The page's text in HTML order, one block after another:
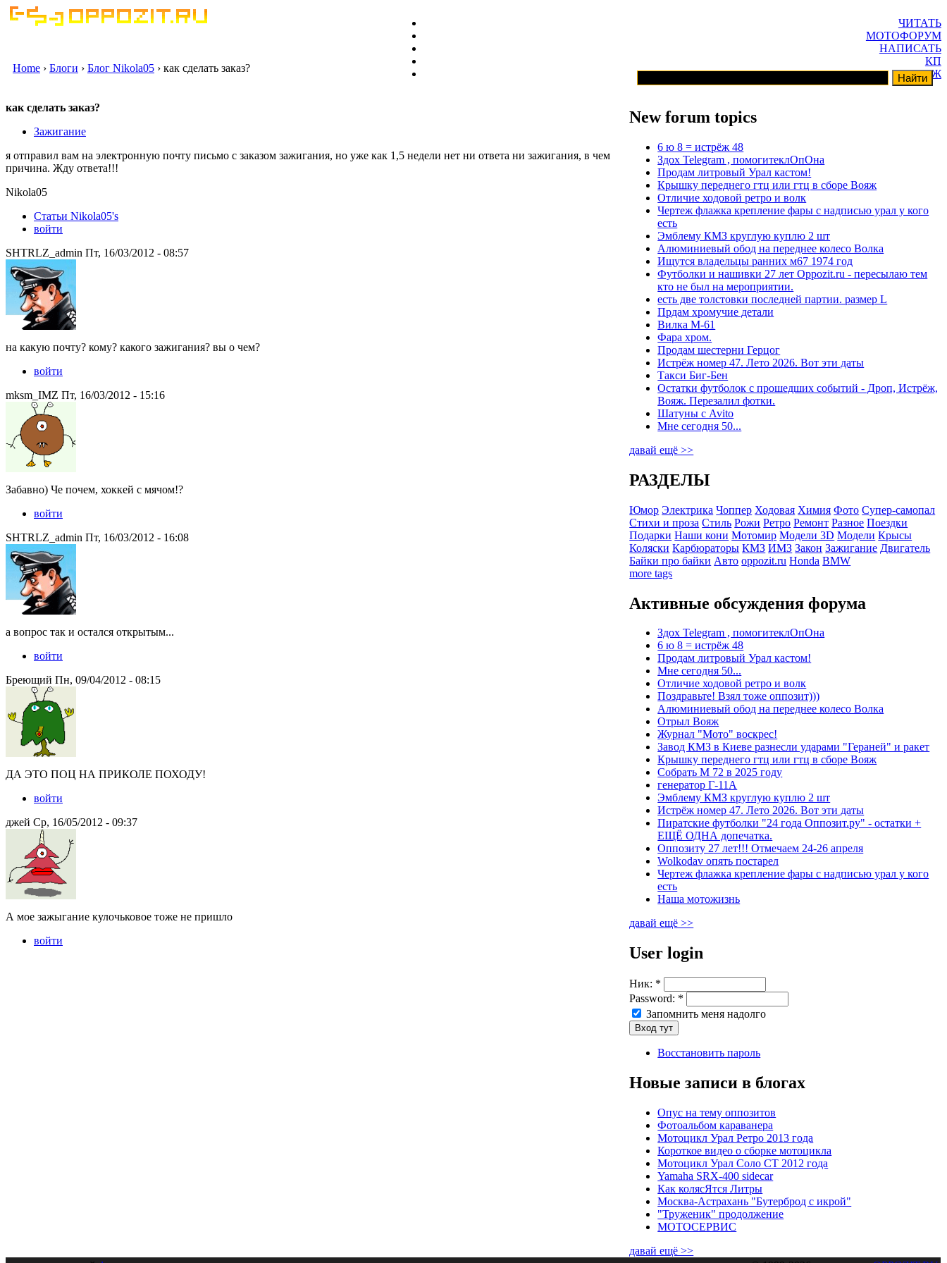
ЧИТАТЬ
МОТОФОРУМ
НАПИСАТЬ
КП
ГАРАЖ
Home › Блоги › Блог Nikola05 › как сделать заказ?
как сделать заказ?
Зажигание
я отправил вам на электронную почту письмо с заказом зажигания, но уже как 1,5 недели нет ни ответа ни зажигания, в чем
причина. Жду ответа!!!
Nikola05
Статьи Nikola05's
войти
SHTRLZ_admin Пт, 16/03/2012 - 08:57
на какую почту? кому? какого зажигания? вы о чем?
войти
mksm_IMZ Пт, 16/03/2012 - 15:16
Забавно) Че почем, хоккей с мячом!?
войти
SHTRLZ_admin Пт, 16/03/2012 - 16:08
а вопрос так и остался открытым...
войти
Бреющий Пн, 09/04/2012 - 08:15
ДА ЭТО ПОЦ НА ПРИКОЛЕ ПОХОДУ!
войти
джей Ср, 16/05/2012 - 09:37
А мое зажыгание кулочьковое тоже не пришло
войти
New forum topics
6 ю 8 = истрёж 48
Здох Telegram , помогитеклОпОна
Продам литровый Урал кастом!
Крышку переднего гтц или гтц в сборе Вояж
Отличие ходовой ретро и волк
Чертеж флажка крепление фары с надписью урал у кого
есть
Эмблему КМЗ круглую куплю 2 шт
Алюминиевый обод на переднее колесо Волка
Ищутся владельцы ранних м67 1974 год
Футболки и нашивки 27 лет Oppozit.ru - пересылаю тем
кто не был на мероприятии.
есть две толстовки последней партии. размер L
Прдам хромучие детали
Вилка М-61
Фара хром.
Продам шестерни Герцог
Истрёж номер 47. Лето 2026. Вот эти даты
Такси Биг-Бен
Остатки футболок с прошедших событий - Дроп, Истрёж,
Вояж. Перезалил фотки.
Шатуны с Avito
Мне сегодня 50...
давай ещё >>
РАЗДЕЛЫ
Юмор Электрика Чоппер Ходовая Химия Фото Супер-самопал
Стихи и проза Стиль Рожи Ретро Ремонт Разное Поездки
Подарки Наши кони Мотомир Модели 3D Модели Крысы
Коляски Карбюраторы КМЗ ИМЗ Закон Зажигание Двигатель
Байки про байки Авто oppozit.ru Honda BMW
more tags
Активные обсуждения форума
Здох Telegram , помогитеклОпОна
6 ю 8 = истрёж 48
Продам литровый Урал кастом!
Мне сегодня 50...
Отличие ходовой ретро и волк
Поздравьте! Взял тоже оппозит)))
Алюминиевый обод на переднее колесо Волка
Отрыл Вояж
Журнал "Мото" воскрес!
Завод КМЗ в Киеве разнесли ударами "Гераней" и ракет
Крышку переднего гтц или гтц в сборе Вояж
Собрать М 72 в 2025 году
генератор Г-11А
Эмблему КМЗ круглую куплю 2 шт
Истрёж номер 47. Лето 2026. Вот эти даты
Пиратские футболки "24 года Оппозит.ру" - остатки +
ЕЩЁ ОДНА допечатка.
Оппозиту 27 лет!!! Отмечаем 24-26 апреля
Wolkodav опять постарел
Чертеж флажка крепление фары с надписью урал у кого
есть
Наша мотожизнь
давай ещё >>
User login
Ник: *
Password: *
Запомнить меня надолго
Восстановить пароль
Новые записи в блогах
Опус на тему оппозитов
Фотоальбом караванера
Мотоцикл Урал Ретро 2013 года
Короткое видео о сборке мотоцикла
Мотоцикл Урал Соло СТ 2012 года
Yamaha SRX-400 sidecar
Как колясЯтся Литры
Москва-Астрахань "Бутерброд с икрой"
"Труженик" продолжение
МОТОСЕРВИС
давай ещё >>